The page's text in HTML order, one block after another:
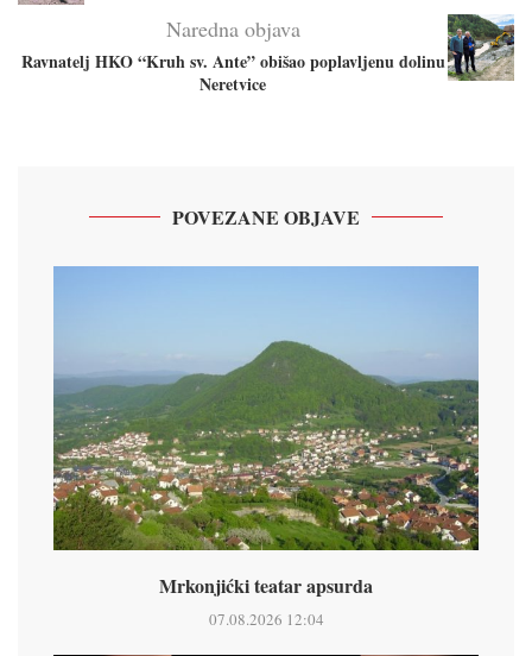
Naredna objava
Ravnatelj HKO “Kruh sv. Ante” obišao poplavljenu dolinu
Neretvice
POVEZANE OBJAVE
Mrkonjićki teatar apsurda
07.08.2026 12:04